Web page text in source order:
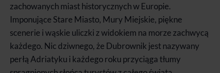
zachowanych miast historycznych w Europie.
Imponujące Stare Miasto, Mury Miejskie, piękne
scenerie i wąskie uliczki z widokiem na morze zachwycą
każdego. Nic dziwnego, że Dubrownik jest nazywany
perłą Adriatyku i każdego roku przyciąga tłumy